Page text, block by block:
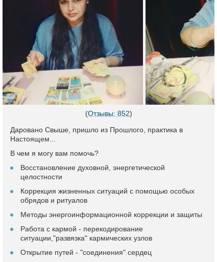
(Отзывы: 852)
Даровано Свыше, пришло из Прошлого, практика в
Настоящем...
В чем я могу вам помочь?
Восстановление духовной, энергетической
целостности
Коррекция жизненных ситуаций с помощью особых
обрядов и ритуалов
Методы энергоинформационной коррекции и защиты
Работа с кармой - перекодирование
ситуации,"развязка" кармических узлов
Открытие путей - "соединения" сердец